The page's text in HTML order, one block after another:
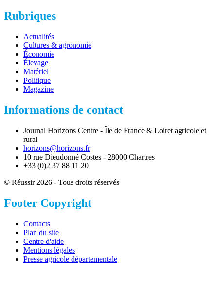
Rubriques
Actualités
Cultures & agronomie
Économie
Élevage
Matériel
Politique
Magazine
Informations de contact
Journal Horizons Centre - Île de France & Loiret agricole et
rural
horizons@horizons.fr
10 rue Dieudonné Costes - 28000 Chartres
+33 (0)2 37 88 11 20
© Réussir 2026 - Tous droits réservés
Footer Copyright
Contacts
Plan du site
Centre d'aide
Mentions légales
Presse agricole départementale